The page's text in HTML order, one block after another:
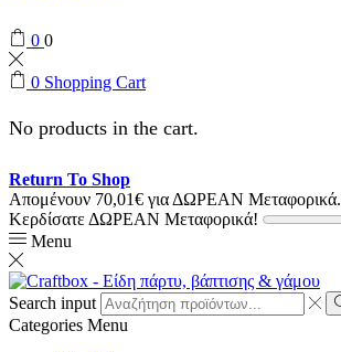
0 0
0 Shopping Cart
No products in the cart.
Return To Shop
Απομένουν 70,01€ για ΔΩΡΕΑΝ Μεταφορικά.
Κερδίσατε ΔΩΡΕΑΝ Μεταφορικά!
Menu
Search input
Categories Menu